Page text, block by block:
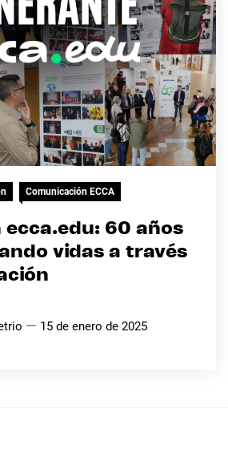
Comunicación ECCA
ecca.edu: 60 años
vidas a través
15 de enero de 2025